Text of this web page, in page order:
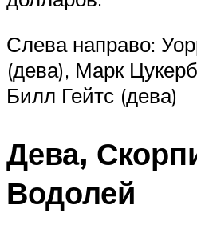
Слева направо:
(дева), Марк
Билл Гейтс (дева)
Дева,
Водолей